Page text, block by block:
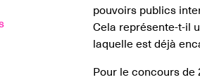
pouvoirs publics
Cela représente-t-il
laquelle est déjà
Pour le concours de